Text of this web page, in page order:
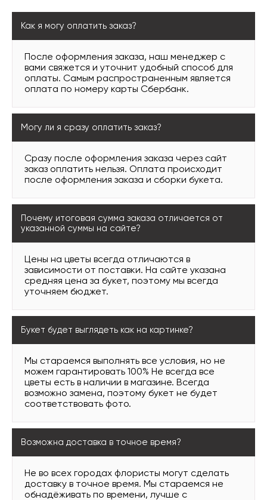
Как я могу оплатить заказ?
После оформления заказа, наш менеджер с
вами свяжется и уточнит удобный способ для
оплаты. Самым распространенным является
оплата по номеру карты Сбербанк.
Могу ли я сразу оплатить заказ?
Сразу после оформления заказа через сайт
заказ оплатить нельзя. Оплата происходит
после оформления заказа и сборки букета.
Почему итоговая сумма заказа отличается от
указанной суммы на сайте?
Цены на цветы всегда отличаются в
зависимости от поставки. На сайте указана
средняя цена за букет, поэтому мы всегда
уточняем бюджет.
Букет будет выглядеть как на картинке?
Мы стараемся выполнять все условия, но не
можем гарантировать 100% Не всегда все
цветы есть в наличии в магазине. Всегда
возможно замена, поэтому букет не будет
соответствовать фото.
Возможна доставка в точное время?
Не во всех городах флористы могут сделать
доставку в точное время. Мы стараемся не
обнадёживать по времени, лучше с